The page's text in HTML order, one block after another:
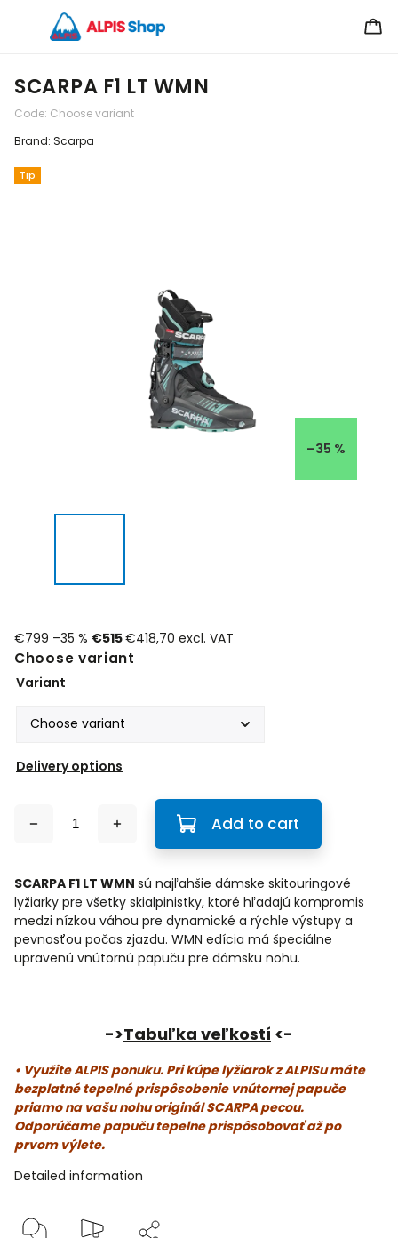
SCARPA F1 LT WMN
Code: Choose variant
Tip
Brand: Scarpa
–35 %
€799 –35 % €515€418,70 excl. VAT
Choose variant
Variant
Delivery options
Add to cart
SCARPA F1 LT WMN sú najľahšie dámske skitouringové
lyžiarky pre všetky skialpinistky, ktoré hľadajú kompromis
medzi nízkou váhou pre dynamické a rýchle výstupy a
pevnosťou počas zjazdu. WMN edícia má špeciálne
upravenú vnútornú papuču pre dámsku nohu.
->Tabuľka veľkostí <-
• Využite ALPIS ponuku. Pri kúpe lyžiarok z ALPISu máte
bezplatné tepelné prispôsobenie vnútornej papuče
priamo na vašu nohu originál SCARPA pecou.
Odporúčame papuču tepelne prispôsobovať až po
prvom výlete.
Detailed information